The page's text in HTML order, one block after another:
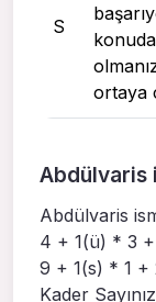
S
ortaya
Abdülvaris
Abdülvaris
4 + 1(ü) * 3
9 + 1(s) * 1 +
Kader